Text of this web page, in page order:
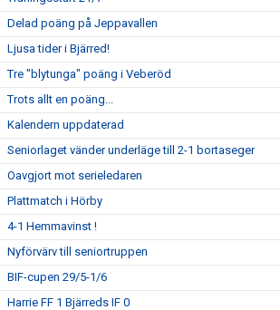
Delad poäng på Jeppavallen
Ljusa tider i Bjärred!
Tre "blytunga" poäng i Veberöd
Trots allt en poäng...
Kalendern uppdaterad
Seniorlaget vänder underläge till 2-1 bortaseger
Oavgjort mot serieledaren
Plattmatch i Hörby
4-1 Hemmavinst !
Nyförvärv till seniortruppen
BIF-cupen 29/5-1/6
Harrie FF 1 Bjärreds IF 0